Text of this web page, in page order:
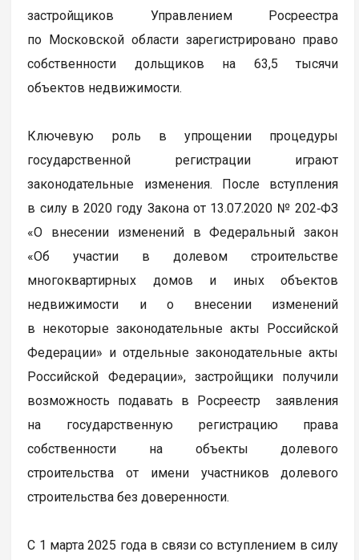
застройщиков Управлением Росреестра
по Московской области зарегистрировано право
собственности дольщиков на 63,5 тысячи
объектов недвижимости.
Ключевую роль в упрощении процедуры
государственной регистрации играют
законодательные изменения. После вступления
в силу в 2020 году Закона от 13.07.2020 № 202‑ФЗ
«О внесении изменений в Федеральный закон
«Об участии в долевом строительстве
многоквартирных домов и иных объектов
недвижимости и о внесении изменений
в некоторые законодательные акты Российской
Федерации» и отдельные законодательные акты
Российской Федерации», застройщики получили
возможность подавать в Росреестр заявления
на государственную регистрацию права
собственности на объекты долевого
строительства от имени участников долевого
строительства без доверенности.
С 1 марта 2025 года в связи со вступлением в силу